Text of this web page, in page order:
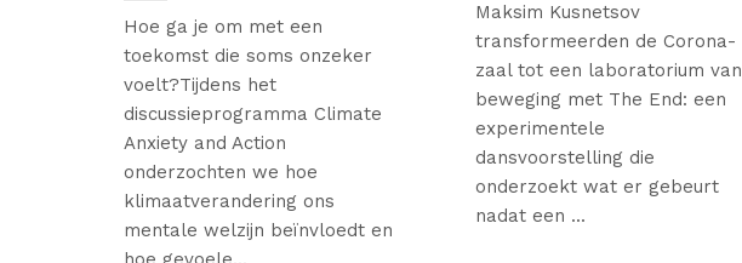
Hoe ga je om met een
toekomst die soms onzeker
voelt?Tijdens het
discussieprogramma Climate
Anxiety and Action
onderzochten we hoe
klimaatverandering ons
mentale welzijn beïnvloedt en
Maksim Kusnetsov
transformeerden de Corona-
zaal tot een laboratorium van
beweging met The End: een
experimentele
dansvoorstelling die
onderzoekt wat er gebeurt
nadat een ...